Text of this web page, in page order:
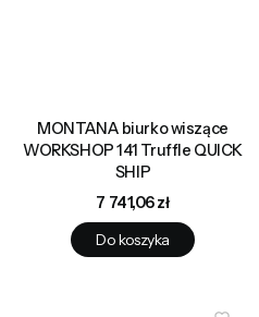
MONTANA biurko wiszące
WORKSHOP 141 Truffle QUICK
SHIP
Cena
7 741,06 zł
Do koszyka